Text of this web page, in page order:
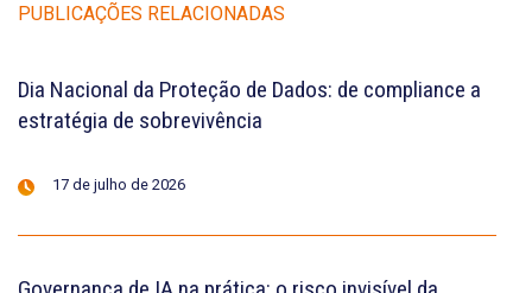
PUBLICAÇÕES RELACIONADAS
Dia Nacional da Proteção de Dados: de compliance a
estratégia de sobrevivência
17 de julho de 2026